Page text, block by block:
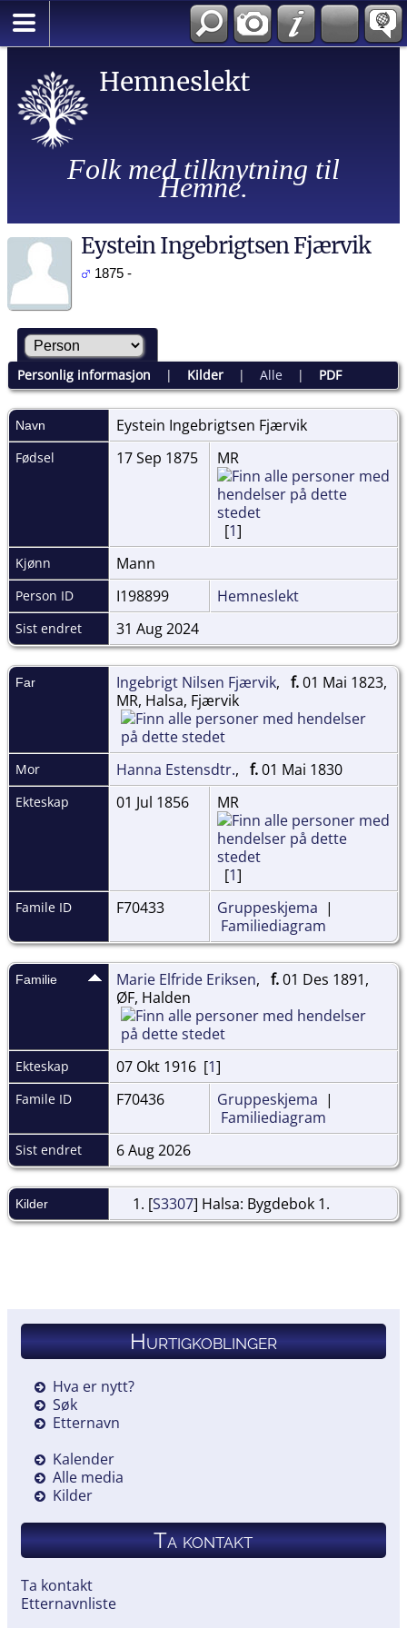
Hemneslekt
Folk med tilknytning til
Hemne.
Eystein Ingebrigtsen Fjærvik
1875 -
Personlig informasjon | Kilder| Alle| PDF
Navn Eystein Ingebrigtsen Fjærvik
Fødsel 17 Sep 1875 MR
[1]
Kjønn Mann
Person ID I198899 Hemneslekt
Sist endret 31 Aug 2024
Far Ingebrigt Nilsen Fjærvik, f.01 Mai 1823,
MR, Halsa, Fjærvik
Mor Hanna Estensdtr., f.01 Mai 1830
Ekteskap 01 Jul 1856 MR
[1]
Famile ID F70433 Gruppeskjema |
Familiediagram
Familie Marie Elfride Eriksen, f.01 Des 1891,
ØF, Halden
Ekteskap 07 Okt 1916 [1]
Famile ID F70436 Gruppeskjema |
Familiediagram
Sist endret 6 Aug 2026
Kilder [S3307] Halsa: Bygdebok 1.
Hurtigkoblinger
Hva er nytt?
Søk
Etternavn
Kalender
Alle media
Kilder
Ta kontakt
Ta kontakt
Etternavnliste